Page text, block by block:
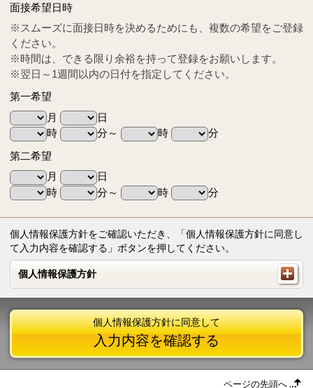
Tel
0570-55-0314
面接希望日時
※スムーズに面接日時を決めるためにも、複数の希望をご登録
ください。
※時間は、できる限り余裕を持って登録をお願いします。
※翌日～1週間以内の日付を指定してください。
第一希望
月
日
時
分～ 時
分
第二希望
月
日
時
分～ 時 分
個人情報保護方針をご確認いただき、「個人情報保護方針に同意し
て入力内容を確認する」ボタンを押してください。
個人情報保護方針
個人情報保護方針
個人情報保護方針に同意して
入力内容を確認する
ページの先頭へ